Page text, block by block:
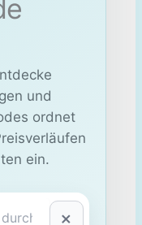
und
ordnet
ein.
×